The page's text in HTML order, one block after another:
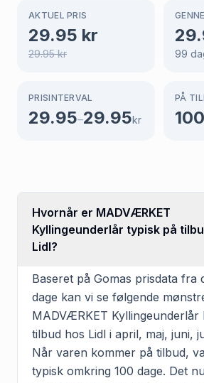
AKTUEL PRIS
29.95 kr
29.95kr 99
PRISINTERVAL
29.95–29.95kr
PÅ
100
Hvornår er MADVÆRKET
Kyllingeunderlår typisk på
Lidl?
Baseret på Gomas prisdata fra
dage kan vi se følgende
MADVÆRKET
tilbud hos Lidl i april, maj, juni,
Når varen kommer på tilbud,
typisk omkring 100 dage. Det